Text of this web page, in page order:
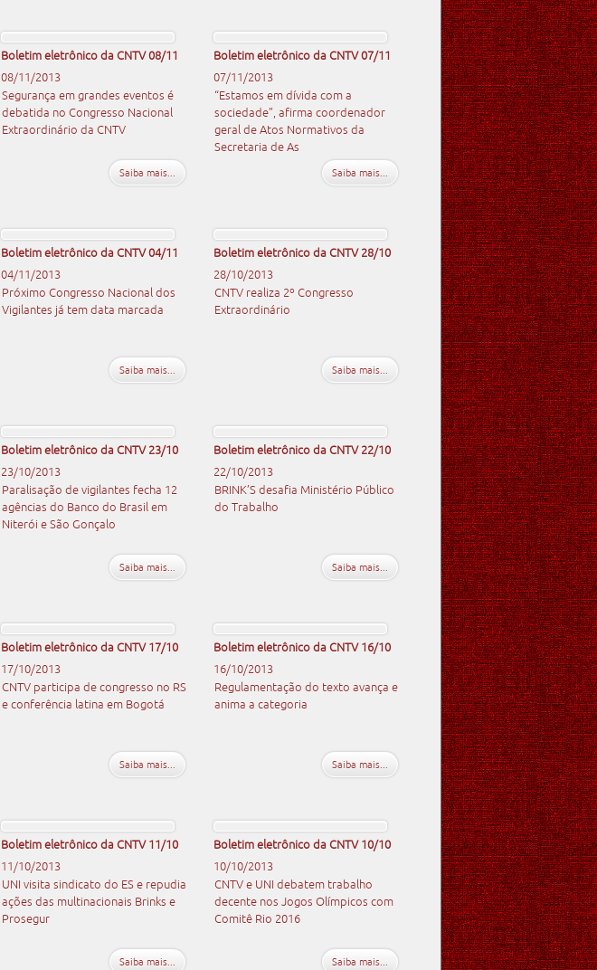
Boletim eletrônico da CNTV 08/11
08/11/2013
Segurança em grandes eventos é
debatida no Congresso Nacional
Extraordinário da CNTV
Saiba mais...
Boletim eletrônico da CNTV 07/11
07/11/2013
“Estamos em dívida com a
sociedade”, afirma coordenador
geral de Atos Normativos da
Secretaria de As
Saiba mais...
Boletim eletrônico da CNTV 04/11
04/11/2013
Próximo Congresso Nacional dos
Vigilantes já tem data marcada
Saiba mais...
Boletim eletrônico da CNTV 28/10
28/10/2013
CNTV realiza 2º Congresso
Extraordinário
Saiba mais...
Boletim eletrônico da CNTV 23/10
23/10/2013
Paralisação de vigilantes fecha 12
agências do Banco do Brasil em
Niterói e São Gonçalo
Saiba mais...
Boletim eletrônico da CNTV 22/10
22/10/2013
BRINK’S desafia Ministério Público
do Trabalho
Saiba mais...
Boletim eletrônico da CNTV 17/10
17/10/2013
CNTV participa de congresso no RS
e conferência latina em Bogotá
Saiba mais...
Boletim eletrônico da CNTV 16/10
16/10/2013
Regulamentação do texto avança e
anima a categoria
Saiba mais...
Boletim eletrônico da CNTV 11/10
11/10/2013
UNI visita sindicato do ES e repudia
ações das multinacionais Brinks e
Prosegur
Saiba mais...
Boletim eletrônico da CNTV 10/10
10/10/2013
CNTV e UNI debatem trabalho
decente nos Jogos Olímpicos com
Comitê Rio 2016
Saiba mais...